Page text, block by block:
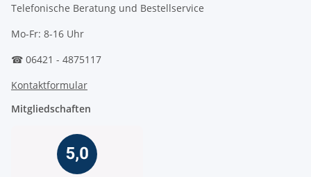
Telefonische Beratung und Bestellservice
Mo-Fr: 8-16 Uhr
☎ 06421 - 4875117
Kontaktformular
Mitgliedschaften